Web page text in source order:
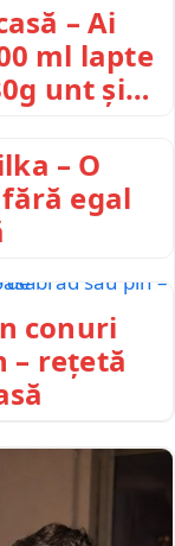
– Ai
ml lapte
unt și…
– O
egal
conuri
– rețetă